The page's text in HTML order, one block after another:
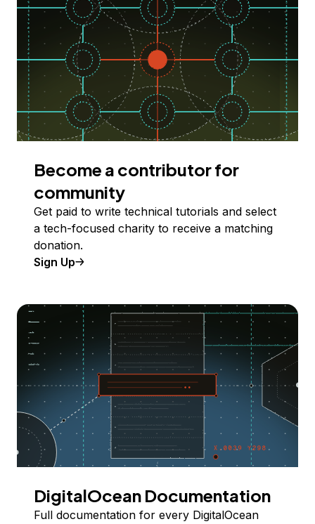
Become a contributor for
community
Get paid to write technical tutorials and select
a tech-focused charity to receive a matching
donation.
Sign Up
DigitalOcean Documentation
Full documentation for every DigitalOcean